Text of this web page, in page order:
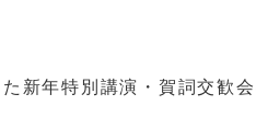
新年特別講演・賀詞交歓